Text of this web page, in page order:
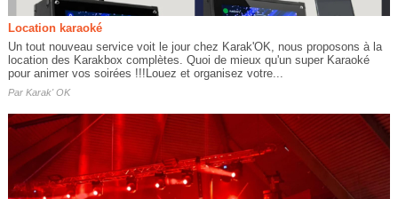
Location karaoké
Un tout nouveau service voit le jour chez Karak'OK, nous proposons à la
location des Karakbox complètes. Quoi de mieux qu'un super Karaoké
pour animer vos soirées !!!Louez et organisez votre...
Par Karak' OK